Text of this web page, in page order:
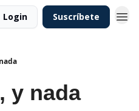
Login Suscríbete
y nada